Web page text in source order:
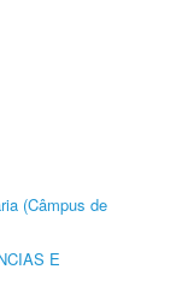
(Câmpus de
E